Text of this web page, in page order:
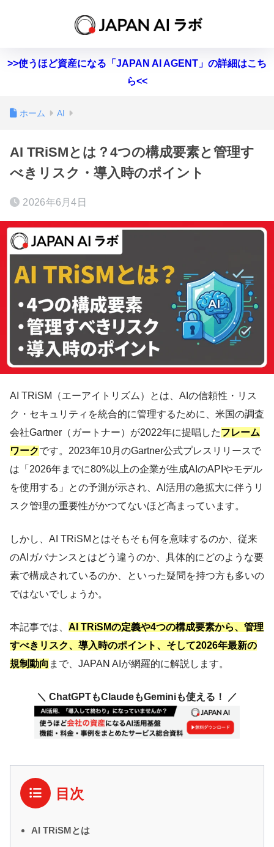
>>使うほど資産になる「JAPAN AI AGENT」の詳細はこち
ら<<
ホーム AI
AI TRiSMとは？4つの構成要素と管理す
べきリスク・導入時のポイント
2026年6月4日
AI TRiSM（エーアイトリズム）とは、AIの信頼性・リス
ク・セキュリティを統合的に管理するために、米国の調査
会社Gartner（ガートナー）が2022年に提唱したフレーム
ワークです。2023年10月のGartner公式プレスリリースで
は「2026年までに80%以上の企業が生成AIのAPIやモデル
を使用する」との予測が示され、AI活用の急拡大に伴うリ
スク管理の重要性がかつてないほど高まっています。
しかし、AI TRiSMとはそもそも何を意味するのか、従来
のAIガバナンスとはどう違うのか、具体的にどのような要
素で構成されているのか、といった疑問を持つ方も多いの
ではないでしょうか。
本記事では、 AI TRiSMの定義や4つの構成要素から、管理
すべきリスク、導入時のポイント、そして2026年最新の
規制動向 まで、JAPAN AIが網羅的に解説します。
＼ ChatGPTもClaudeもGeminiも使える！ ／
目次
AI TRiSMとは